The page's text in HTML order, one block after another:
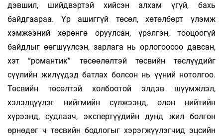
дэвшил, шийдвэртэй хийсэн алхам үгүй, бахь
байдгаараа. Үр ашиггүй төсөл, хөтөлбөрт үлэмж
хэмжээний хөрөнгө оруулсан, үрэлгэн, тооцоогүй
байдлыг өөгшүүлсэн, зарлага нь орлогоосоо давсан,
хэт “романтик” төсөөлөлтэй төсвийн төслүүдийг
сүүлийн жилүүдэд батлах болсон нь үүний нотолгоо.
Төсвийн төсөлтэй холбоотой элдэв шүүмжлэл,
хэлэлцүүлэг нийгмийн сүлжээнд, олон нийтийн
хүрээнд, судлаач, экспертүүдийн дунд жил болгон
өрнөдөг ч төсвийн бодлогыг хэрэгжүүлэгчид эцсийн